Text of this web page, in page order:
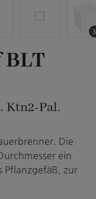
Ktn2-Pal.
Die
ein
Pflanzgefäß, zur